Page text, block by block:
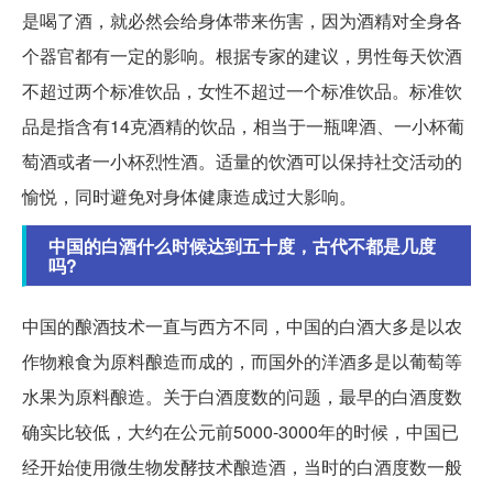
是喝了酒，就必然会给身体带来伤害，因为酒精对全身各
个器官都有一定的影响。根据专家的建议，男性每天饮酒
不超过两个标准饮品，女性不超过一个标准饮品。标准饮
品是指含有14克酒精的饮品，相当于一瓶啤酒、一小杯葡
萄酒或者一小杯烈性酒。适量的饮酒可以保持社交活动的
愉悦，同时避免对身体健康造成过大影响。
中国的白酒什么时候达到五十度，古代不都是几度
吗?
中国的酿酒技术一直与西方不同，中国的白酒大多是以农
作物粮食为原料酿造而成的，而国外的洋酒多是以葡萄等
水果为原料酿造。关于白酒度数的问题，最早的白酒度数
确实比较低，大约在公元前5000-3000年的时候，中国已
经开始使用微生物发酵技术酿造酒，当时的白酒度数一般